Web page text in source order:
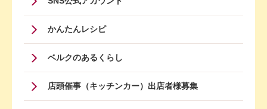
かんたんレシピ
ベルクのあるくらし
店頭催事（キッチンカー）出店者様募集